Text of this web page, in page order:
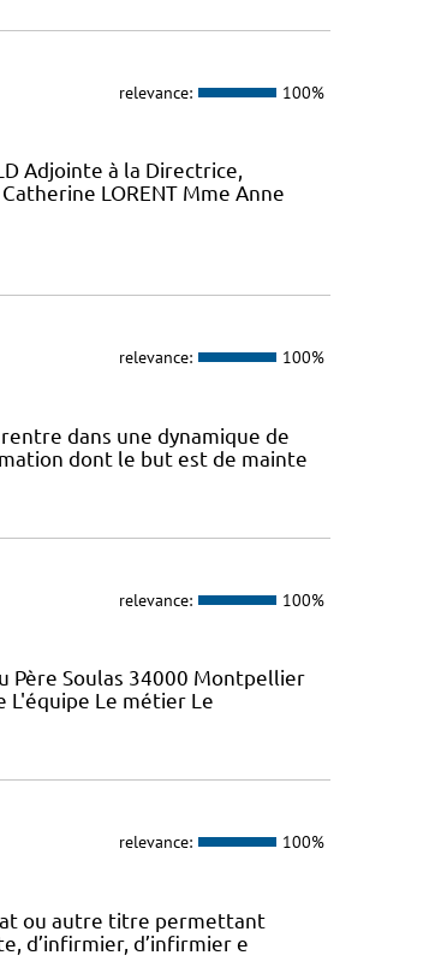
relevance: 100%
Adjointe à la Directrice,
LORENT Mme Anne
relevance: 100%
dans une dynamique de
dont le but est de mainte
relevance: 100%
Père Soulas 34000 Montpellier
L'équipe Le métier Le
relevance: 100%
ou autre titre permettant
d’infirmier, d’infirmier e